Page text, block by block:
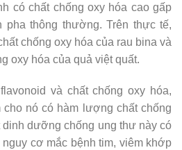
có chất chống oxy hóa cao gấp
pha thông thường. Trên thực tế,
chống oxy hóa của rau bina và
oxy hóa của quả việt quất.
và chất chống oxy hóa,
nó có hàm lượng chất chống
dinh dưỡng chống ung thư này có
nguy cơ mắc bệnh tim, viêm khớp